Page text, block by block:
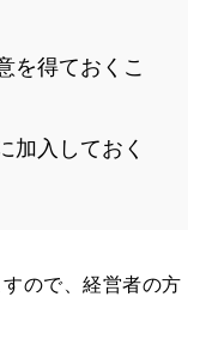
を得ておくこ
加入しておく
ので、経営者の方